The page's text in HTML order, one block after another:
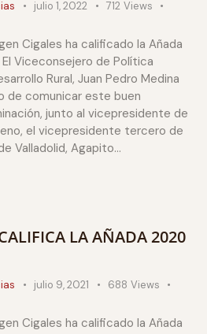
julio 1, 2022 712 Views
Cigales ha calificado la Añada
Viceconsejero de Política
Rural, Juan Pedro Medina
de comunicar este buen
junto al vicepresidente de
el vicepresidente tercero de
Valladolid, Agapito…
LA AÑADA 2020
julio 9, 2021 688 Views
Cigales ha calificado la Añada